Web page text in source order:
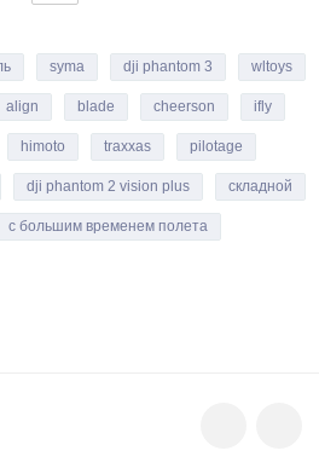
syma dji phantom 3 wltoys
align blade cheerson ifly
himoto traxxas pilotage
dji phantom 2 vision plus складной
с большим временем полета